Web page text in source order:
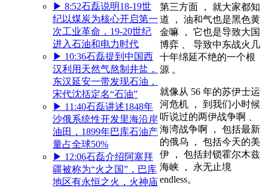
▶ 8:52石磊说明18-19世
纪以煤炭为核心开启第一
次工业革命，19-20世纪
进入石油和电力时代
▶ 10:36石磊提到中国西
汉利用天然气熬制井盐，
东汉延安一带发现石油，
宋代沈括定名“石油”
▶ 11:40石磊讲述1848年
沙俄系统性开发里海沿岸
油田，1899年巴库石油产
量占全球50%
▶ 12:06石磊介绍阿塞拜
疆被称为“火之国”，巴库
地区有永恒之火，火神庙
第三方面 ， 就大家都知
道 ， 油和气也是黑色黄
金嘛 ， 它也是导致大国
博弈 、 导致中东战火几
十年绵延不绝的一个根
源 。
就像从 56 年的苏伊士运
河危机 ， 到我们小时候
听说过的两伊战争啊 、
海湾战争啊 ， 包括最新
的俄乌 ， 包括今天的美
伊 ， 包括封锁霍尔木兹
海峡 ， 永无止境
endless。